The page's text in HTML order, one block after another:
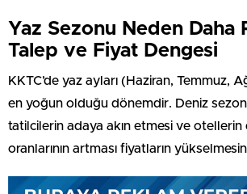
Yaz Sezonu Neden Daha
Talep ve Fiyat Dengesi
KKTC’de yaz ayları (Haziran, Temmuz,
en yoğun olduğu dönemdir. Deniz
tatilcilerin adaya akın etmesi ve
oranlarının artması fiyatların